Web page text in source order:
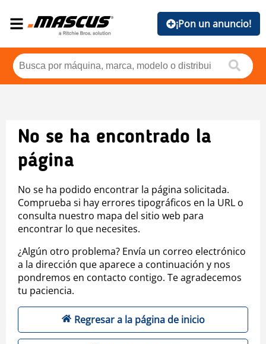
¡Pon un anuncio!
No se ha encontrado la
página
No se ha podido encontrar la página solicitada.
Comprueba si hay errores tipográficos en la URL o
consulta nuestro mapa del sitio web para
encontrar lo que necesites.
¿Algún otro problema? Envía un correo electrónico
a la dirección que aparece a continuación y nos
pondremos en contacto contigo. Te agradecemos
tu paciencia.
Regresar a la página de inicio